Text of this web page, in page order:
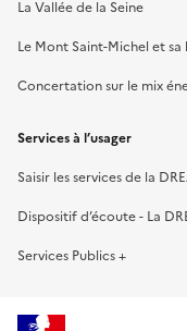
La Vallée de la Seine
Le Mont Saint-Michel et sa
Concertation sur le mix
Services à l’usager
Saisir les services de la
Dispositif d’écoute - La
Services Publics +